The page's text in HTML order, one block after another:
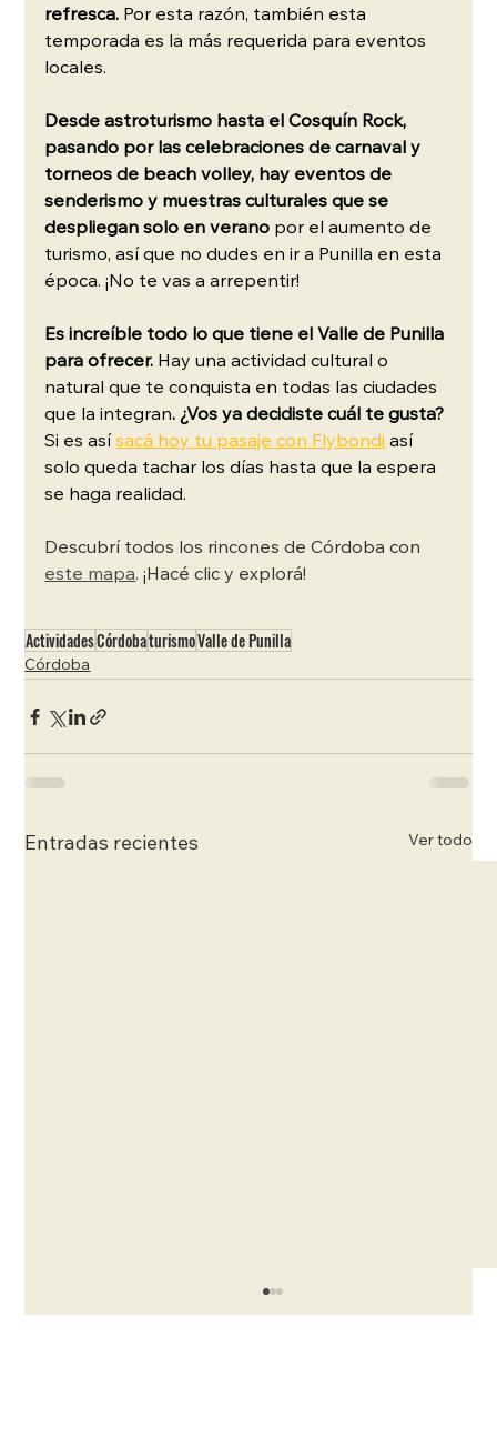
refresca. Por esta razón, también esta
temporada es la más requerida para eventos
locales.
Desde astroturismo hasta el Cosquín Rock,
pasando por las celebraciones de carnaval y
torneos de beach volley, hay eventos de
senderismo y muestras culturales que se
despliegan solo en verano por el aumento de
turismo, así que no dudes en ir a Punilla en esta
época. ¡No te vas a arrepentir!
Es increíble todo lo que tiene el Valle de Punilla
para ofrecer. Hay una actividad cultural o
natural que te conquista en todas las ciudades
que la integran. ¿Vos ya decidiste cuál te gusta?
Si es así sacá hoy tu pasaje con Flybondi así
solo queda tachar los días hasta que la espera
se haga realidad.
Descubrí todos los rincones de Córdoba con
este mapa. ¡Hacé clic y explorá!
ActividadesCórdobaturismoValle de Punilla
Córdoba
Entradas recientes Ver todo